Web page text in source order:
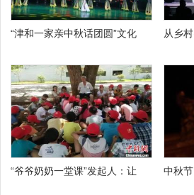
“津和一家亲中秋话团圆”文化 从乡
“爷爷奶奶一堂课”发起人：让 中秋